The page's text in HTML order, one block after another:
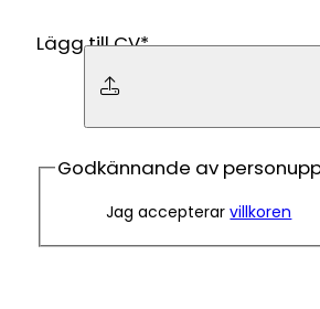
Lägg till CV*
Dra filer hit eller
Godkännande av
Jag accepterarvillkoren